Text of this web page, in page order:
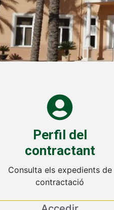
Perfil del
contractant
Consulta els expedients de
contractació